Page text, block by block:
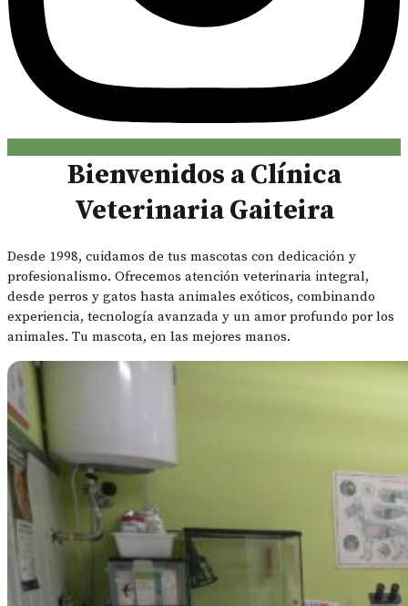
Bienvenidos a Clínica
Veterinaria Gaiteira
Desde 1998, cuidamos de tus mascotas con dedicación y
profesionalismo. Ofrecemos atención veterinaria integral,
desde perros y gatos hasta animales exóticos, combinando
experiencia, tecnología avanzada y un amor profundo por los
animales. Tu mascota, en las mejores manos.